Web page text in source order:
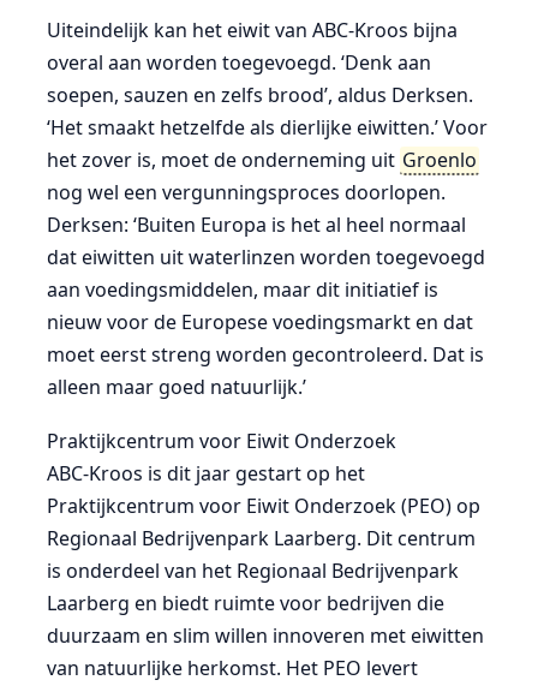
Uiteindelijk kan het eiwit van ABC-Kroos bijna
overal aan worden toegevoegd. ‘Denk aan
soepen, sauzen en zelfs brood’, aldus Derksen.
‘Het smaakt hetzelfde als dierlijke eiwitten.’ Voor
het zover is, moet de onderneming uit Groenlo
nog wel een vergunningsproces doorlopen.
Derksen: ‘Buiten Europa is het al heel normaal
dat eiwitten uit waterlinzen worden toegevoegd
aan voedingsmiddelen, maar dit initiatief is
nieuw voor de Europese voedingsmarkt en dat
moet eerst streng worden gecontroleerd. Dat is
alleen maar goed natuurlijk.’
Praktijkcentrum voor Eiwit Onderzoek
ABC-Kroos is dit jaar gestart op het
Praktijkcentrum voor Eiwit Onderzoek (PEO) op
Regionaal Bedrijvenpark Laarberg. Dit centrum
is onderdeel van het Regionaal Bedrijvenpark
Laarberg en biedt ruimte voor bedrijven die
duurzaam en slim willen innoveren met eiwitten
van natuurlijke herkomst. Het PEO levert